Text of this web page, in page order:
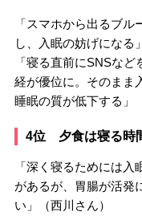
「スマホから出るブ
し、入眠の妨げになる
「寝る直前にSNSな
経が優位に。そのまま
睡眠の質が低下する」
4位 夕食は寝る時
「深く寝るためには
があるが、胃腸が活発
い」（西川さん）